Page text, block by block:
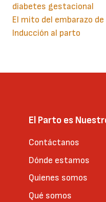
diabetes gestacional
El mito del embarazo
Inducción al parto
El Parto es
Contáctanos
Dónde estamos
Quienes somos
Qué somos